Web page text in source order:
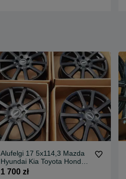
Alufelgi 17 5x114,3 Mazda
Hyundai Kia Toyota Honda
Nissan Mitsubishi
1 700 zł